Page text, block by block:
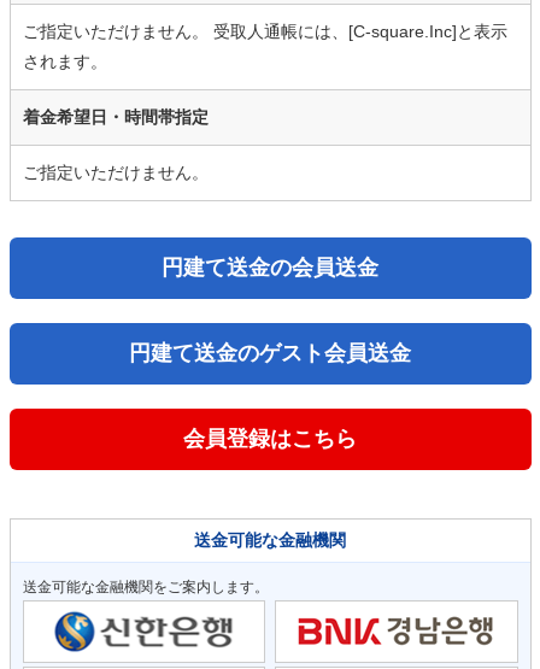
ご指定いただけません。 受取人通帳には、[C-square.Inc]と表示
されます。
着金希望日・時間帯指定
ご指定いただけません。
円建て送金の会員送金
円建て送金のゲスト会員送金
会員登録はこちら
送金可能な金融機関
送金可能な金融機関をご案内します。